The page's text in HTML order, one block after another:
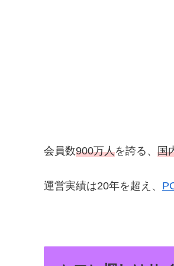
会員数900万人を誇る、 国
運営実績は20年を超え、